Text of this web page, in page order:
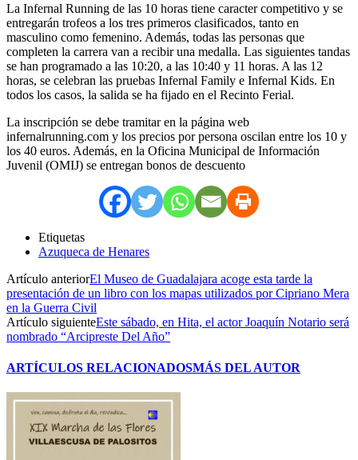
La Infernal Running de las 10 horas tiene caracter competitivo y se
entregarán trofeos a los tres primeros clasificados, tanto en
masculino como femenino. Además, todas las personas que
completen la carrera van a recibir una medalla. Las siguientes tandas
se han programado a las 10:20, a las 10:40 y 11 horas. A las 12
horas, se celebran las pruebas Infernal Family e Infernal Kids. En
todos los casos, la salida se ha fijado en el Recinto Ferial.
La inscripción se debe tramitar en la página web
infernalrunning.com y los precios por persona oscilan entre los 10 y
los 40 euros. Además, en la Oficina Municipal de Información
Juvenil (OMIJ) se entregan bonos de descuento
Etiquetas
Azuqueca de Henares
Artículo anteriorEl Museo de Guadalajara acoge esta tarde la
presentación de un libro con los mapas utilizados por Cipriano Mera
en la Guerra Civil
Artículo siguienteEste sábado, en Hita, el actor Joaquín Notario será
nombrado “Arcipreste Del Año”
ARTÍCULOS RELACIONADOSMÁS DEL AUTOR